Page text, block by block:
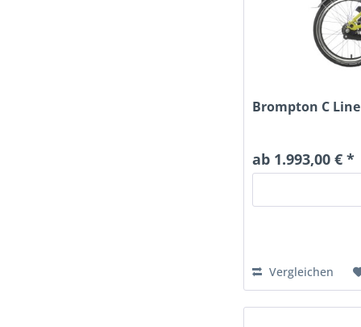
Brompton C
ab 1.993,00 € *
Vergleichen